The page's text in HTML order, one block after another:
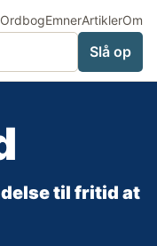
OrdbogEmnerArtiklerOm
Slå op
til fritid at